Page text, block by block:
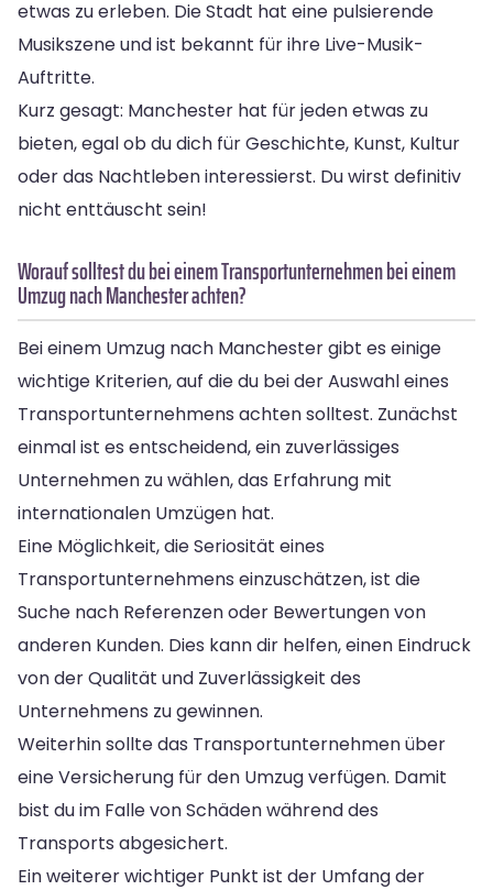
etwas zu erleben. Die Stadt hat eine pulsierende
Musikszene und ist bekannt für ihre Live-Musik-
Auftritte.
Kurz gesagt: Manchester hat für jeden etwas zu
bieten, egal ob du dich für Geschichte, Kunst, Kultur
oder das Nachtleben interessierst. Du wirst definitiv
nicht enttäuscht sein!
Worauf solltest du bei einem Transportunternehmen bei einem
Umzug nach Manchester achten?
Bei einem Umzug nach Manchester gibt es einige
wichtige Kriterien, auf die du bei der Auswahl eines
Transportunternehmens achten solltest. Zunächst
einmal ist es entscheidend, ein zuverlässiges
Unternehmen zu wählen, das Erfahrung mit
internationalen Umzügen hat.
Eine Möglichkeit, die Seriosität eines
Transportunternehmens einzuschätzen, ist die
Suche nach Referenzen oder Bewertungen von
anderen Kunden. Dies kann dir helfen, einen Eindruck
von der Qualität und Zuverlässigkeit des
Unternehmens zu gewinnen.
Weiterhin sollte das Transportunternehmen über
eine Versicherung für den Umzug verfügen. Damit
bist du im Falle von Schäden während des
Transports abgesichert.
Ein weiterer wichtiger Punkt ist der Umfang der